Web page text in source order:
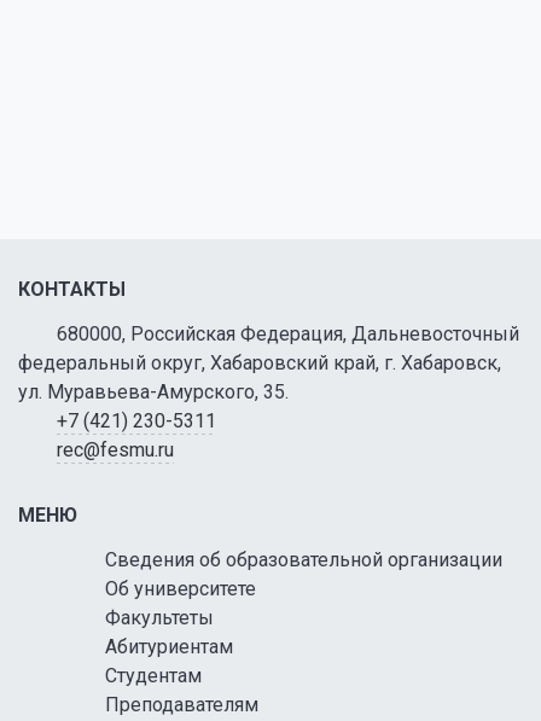
КОНТАКТЫ
680000, Российская Федерация, Дальневосточный
федеральный округ, Хабаровский край, г. Хабаровск,
ул. Муравьева-Амурского, 35.
+7 (421) 230-5311
rec@fesmu.ru
МЕНЮ
Сведения об образовательной организации
Об университете
Факультеты
Абитуриентам
Студентам
Преподавателям